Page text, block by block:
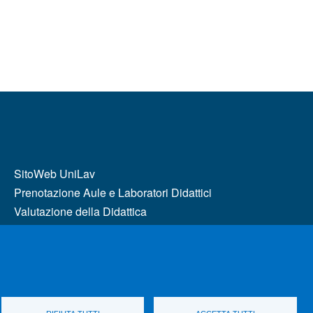
SitoWeb UniLav
Prenotazione Aule e Laboratori Didattici
Valutazione della Didattica
Bandi e concorsi